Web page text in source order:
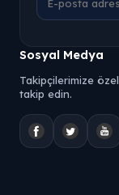
Sosyal Medya
Takipçilerimize
takip edin.